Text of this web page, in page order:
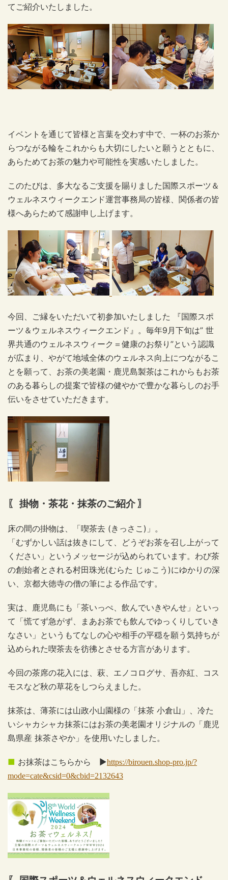
てご紹介いたしました。
イベントを通じて皆様と言葉を交わす中で、一杯のお茶か
らつながる輪をこれからも大切にしたいと願うとともに、
あらためてお茶の魅力や可能性を実感いたしました。
このたびは、多大なるご支援を賜りました国際スポーツ＆
ウェルネスウィークエンド運営事務局の皆様、関係者の皆
様へあらためて感謝申し上げます。
今回、ご縁をいただいて初参加いたしました 『国際スポ
ーツ＆ウェルネスウィークエンド』。毎年9月下旬は” 世
界共通のウェルネスウィーク＝健康のお祭り ”という認識
が広まり、やがて地域全体のウェルネス向上につながるこ
とを願って、お茶の美老園・鹿児島製茶はこれからもお茶
のある暮らしの提案で皆様の健やかで豊かな暮らしのお手
伝いをさせていただきます。
〖 掛物・茶花・抹茶のご紹介 〗
床の間の掛物は、「喫茶去 (きっさこ ) 」。
「むずかしい話は抜きにして、どうぞお茶を召し上がって
ください」というメッセージが込められています。わび茶
の創始者とされる村田珠光(むらた じゅこう )にゆかりの深
い、京都大徳寺の僧の筆による作品です。
実は、鹿児島にも「茶いっぺ、飲んでいきやんせ」といっ
て「慌てず急がず、まあお茶でも飲んでゆっくりしていき
なさい」というもてなしの心や相手の平穏を願う気持ちが
込められた喫茶去を彷彿とさせる方言があります。
今回の茶席の花入には、萩、エノコログサ、吾亦紅、コス
モスなど秋の草花をしつらえました。
抹茶は、薄茶には山政小山園様の「抹茶 小倉山」、冷た
いシャカシャカ抹茶にはお茶の美老園オリジナルの「鹿児
島県産 抹茶さやか」を使用いたしました。
■ お抹茶はこちらから ▶https://birouen.shop-pro.jp/?
mode=cate&csid=0&cbid=2132643